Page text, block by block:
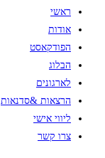
ראשי
אודות
הפודקאסט
הבלוג
לארגונים
הרצאות &סדנאות
ליווי אישי
צרו קשר